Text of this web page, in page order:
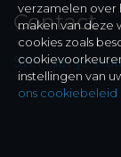
Contact
Stel hier je
verzamelen over
maken van deze
cookies zoals
instellingen van
ons cookiebeleid